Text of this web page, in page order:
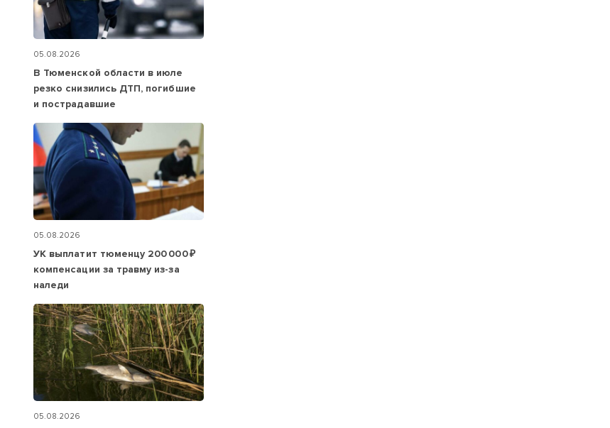
05.08.2026
В Тюменской области в июле
резко снизились ДТП, погибшие
и пострадавшие
05.08.2026
УК выплатит тюменцу 200 000 ₽
компенсации за травму из-за
наледи
05.08.2026